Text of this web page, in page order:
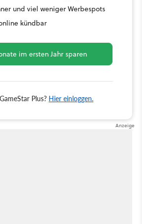
und viel weniger Werbespots
kündbar
im ersten Jahr sparen
Plus? Hier einloggen.